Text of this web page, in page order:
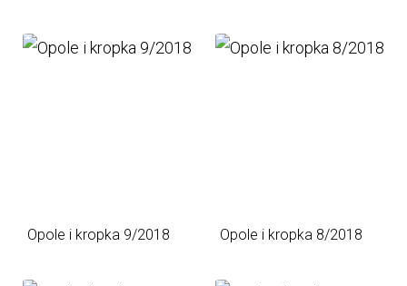
Opole i kropka 9/2018 Opole i kropka 8/2018